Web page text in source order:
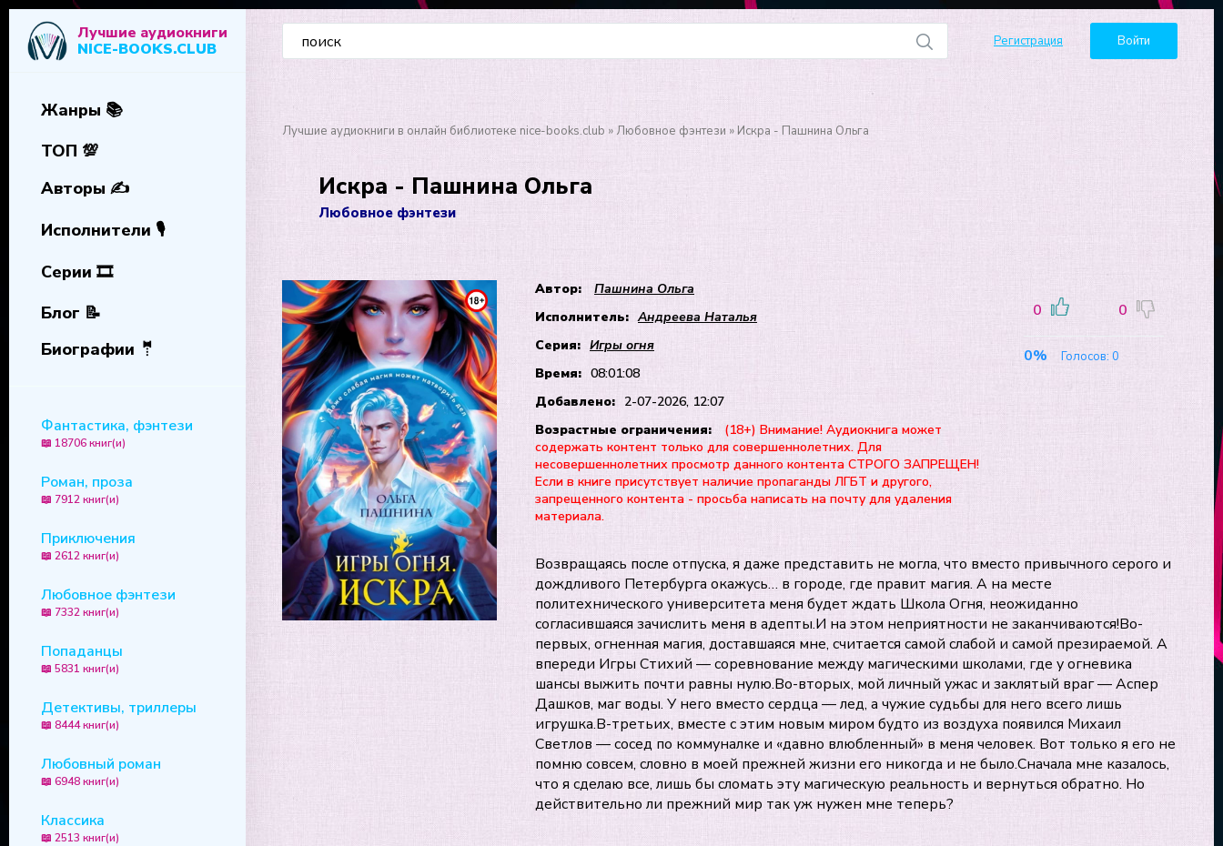
Лучшие аудиокниги
NICE-BOOKS.CLUB
Регистрация Войти
Жанры 📚
ТОП 💯
Авторы ✍️
Исполнители 🎙️
Серии 🎞️
Блог 📝
Биографии 🤵
Фантастика, фэнтези
📖 18706 книг(и)
Роман, проза
📖 7912 книг(и)
Приключения
📖 2612 книг(и)
Любовное фэнтези
📖 7332 книг(и)
Попаданцы
📖 5831 книг(и)
Детективы, триллеры
📖 8444 книг(и)
Любовный роман
📖 6948 книг(и)
Классика
📖 2513 книг(и)
Лучшие аудиокниги в онлайн библиотеке nice-books.club » Любовное фэнтези » Искра - Пашнина Ольга
Искра - Пашнина Ольга
Любовное фэнтези
Автор:
Пашнина Ольга
Исполнитель: Андреева Наталья
Серия: Игры огня
Время: 08:01:08
Добавлено: 2-07-2026, 12:07
Возрастные ограничения:
(18+) Внимание! Аудиокнига может
содержать контент только для совершеннолетних. Для
несовершеннолетних просмотр данного контента СТРОГО ЗАПРЕЩЕН!
Если в книге присутствует наличие пропаганды ЛГБТ и другого,
запрещенного контента - просьба написать на почту для удаления
материала.
0 0
0% Голосов: 0
Возвращаясь после отпуска, я даже представить не могла, что вместо привычного серого и
дождливого Петербурга окажусь… в городе, где правит магия. А на месте
политехнического университета меня будет ждать Школа Огня, неожиданно
согласившаяся зачислить меня в адепты.И на этом неприятности не заканчиваются!Во-
первых, огненная магия, доставшаяся мне, считается самой слабой и самой презираемой. А
впереди Игры Стихий — соревнование между магическими школами, где у огневика
шансы выжить почти равны нулю.Во-вторых, мой личный ужас и заклятый враг — Аспер
Дашков, маг воды. У него вместо сердца — лед, а чужие судьбы для него всего лишь
игрушка.В-третьих, вместе с этим новым миром будто из воздуха появился Михаил
Светлов — сосед по коммуналке и «давно влюбленный» в меня человек. Вот только я его не
помню совсем, словно в моей прежней жизни его никогда и не было.Сначала мне казалось,
что я сделаю все, лишь бы сломать эту магическую реальность и вернуться обратно. Но
действительно ли прежний мир так уж нужен мне теперь?